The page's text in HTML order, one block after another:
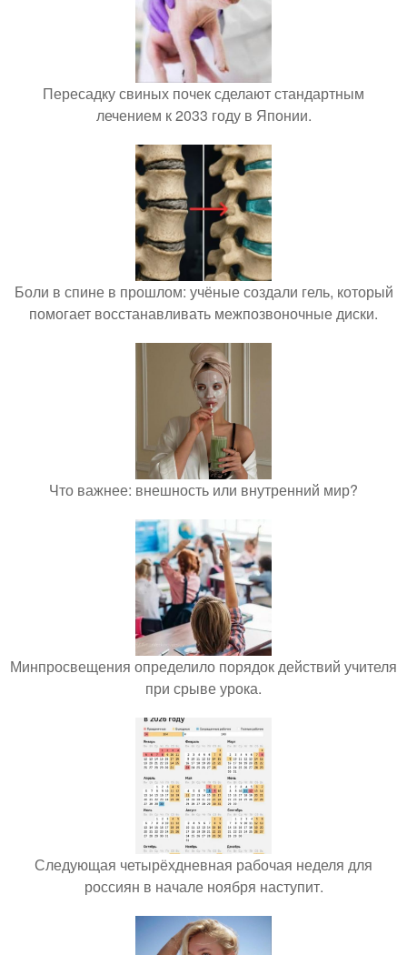
Пересадку свиных почек сделают стандартным
лечением к 2033 году в Японии.
Боли в спине в прошлом: учёные создали гель, который
помогает восстанавливать межпозвоночные диски.
Что важнее: внешность или внутренний мир?
Минпросвещения определило порядок действий учителя
при срыве урока.
Следующая четырёхдневная рабочая неделя для
россиян в начале ноября наступит.